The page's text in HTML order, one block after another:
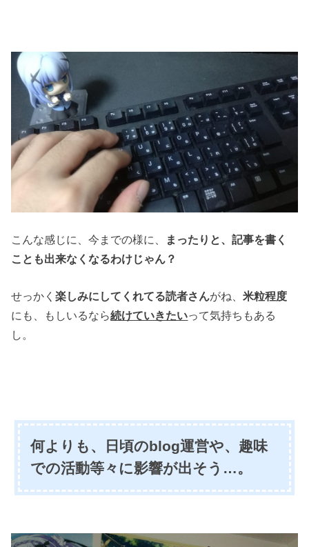
こんな感じに、今までの様に、
まったりと、記事を書く
ことも出来なくなるわけじゃん？
せっかく楽しみにしてくれてる読者さんがね、米粒程度
にも、もしいるなら続けていきたいって気持ちもある
し。
何よりも、日頃のblog運営や、趣味
での活動等々に影響が出そう…。